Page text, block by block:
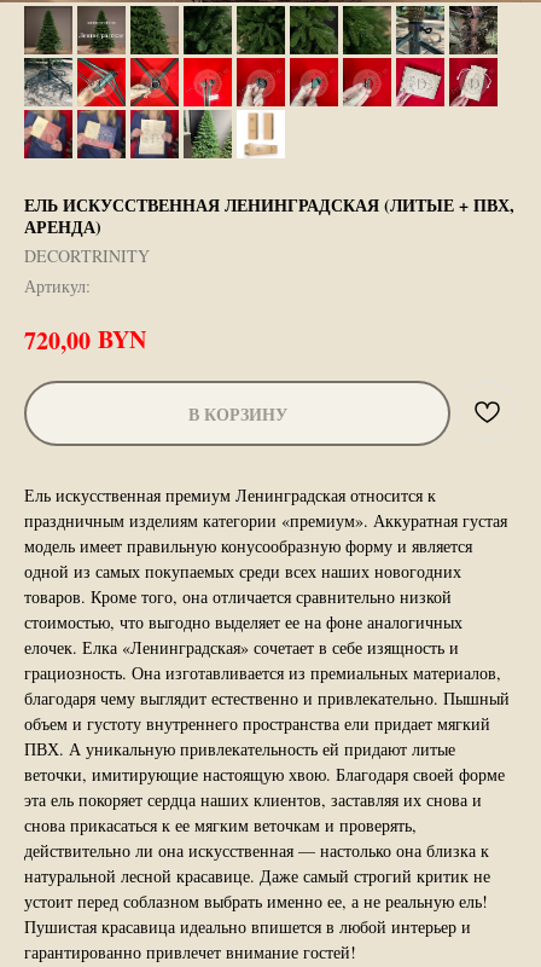
ЕЛЬ ИСКУССТВЕННАЯ ЛЕНИНГРАДСКАЯ (ЛИТЫЕ + ПВХ,
АРЕНДА)
DECORTRINITY
Артикул:
720,00 BYN
В КОРЗИНУ
Ель искусственная премиум Ленинградская относится к
праздничным изделиям категории «премиум». Аккуратная густая
модель имеет правильную конусообразную форму и является
одной из самых покупаемых среди всех наших новогодних
товаров. Кроме того, она отличается сравнительно низкой
стоимостью, что выгодно выделяет ее на фоне аналогичных
елочек. Елка «Ленинградская» сочетает в себе изящность и
грациозность. Она изготавливается из премиальных материалов,
благодаря чему выглядит естественно и привлекательно. Пышный
объем и густоту внутреннего пространства ели придает мягкий
ПВХ. А уникальную привлекательность ей придают литые
веточки, имитирующие настоящую хвою. Благодаря своей форме
эта ель покоряет сердца наших клиентов, заставляя их снова и
снова прикасаться к ее мягким веточкам и проверять,
действительно ли она искусственная — настолько она близка к
натуральной лесной красавице. Даже самый строгий критик не
устоит перед соблазном выбрать именно ее, а не реальную ель!
Пушистая красавица идеально впишется в любой интерьер и
гарантированно привлечет внимание гостей!